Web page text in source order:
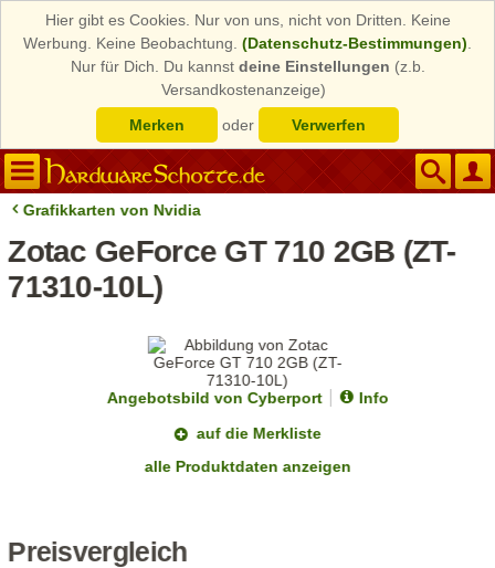
Hier gibt es Cookies. Nur von uns, nicht von Dritten. Keine
Werbung. Keine Beobachtung. (Datenschutz-Bestimmungen)
Nur für Dich. Du kannst deine Einstellungen (z.b.
Versandkostenanzeige)
Merken
oder Verwerfen
Grafikkarten von Nvidia
Zotac GeForce GT 710 2GB (ZT-
71310-10L)
Angebotsbild von Cyberport
Info
auf die Merkliste
alle Produktdaten anzeigen
Preisvergleich